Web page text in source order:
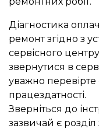
Діагностика
ремонт згідно з
сервісного
звернутися в
уважно перевірте
працездатності.
Зверніться до
зазвичай є